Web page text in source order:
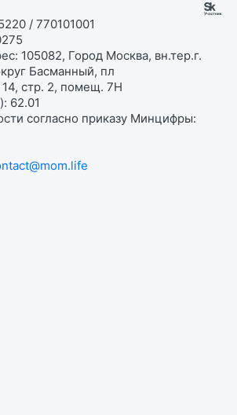
/ 770101001
105082, Город Москва, вн.тер.г.
Басманный, пл
14, стр. 2, помещ. 7Н
62.01
согласно приказу Минцифры: